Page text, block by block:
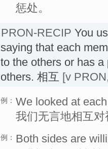
惩处。
PRON-RECIP You
saying that each
to the others or has
others. 相互 [v
例： We looked at
我们无言地相互
例： Both sides are